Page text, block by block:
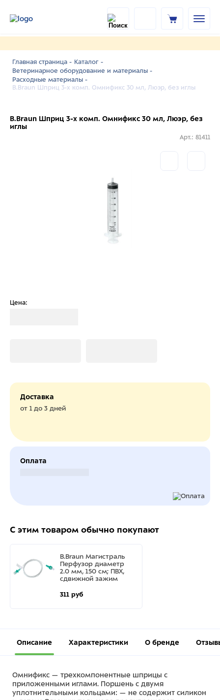
Главная страница - Каталог -
Ветеринарное оборудование и материалы -
Расходные материалы -
B.Braun Шприц 3-х комп. Омнификс 30 мл, Люэр, без иглы
B.Braun Шприц 3-х комп. Омнификс 30 мл, Люэр, без
иглы
Арт.: 81411
Цена:
Доставка
от 1 до 3 дней
Оплата
С этим товаром обычно покупают
B.Braun Магистраль
Перфузор диаметр
2.0 мм, 150 см; ПВХ,
сдвижной зажим
311 руб
Описание Характеристики О бренде
Омнификс — трехкомпонентные шприцы с
приложенными иглами. Поршень с двумя
уплотнительными кольцами: — не содержит силикон